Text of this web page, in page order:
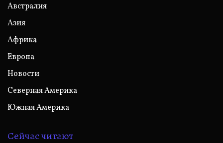
Австралия
Азия
Африка
Европа
Новости
Северная Америка
Южная Америка
Сейчас читают